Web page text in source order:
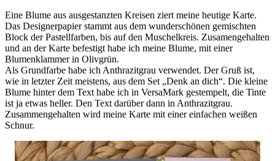
Eine Blume aus ausgestanzten Kreisen ziert meine heutige Karte.
Das Designerpapier stammt aus dem wunderschönen gemischten
Block der Pastellfarben, bis auf den Muschelkreis. Zusamengehalten
und an der Karte befestigt habe ich meine Blume, mit einer
Blumenklammer in Olivgrün.
Als Grundfarbe habe ich Anthrazitgrau verwendet. Der Gruß ist,
wie in letzter Zeit meistens, aus dem Set „Denk an dich“. Die kleine
Blume hinter dem Text habe ich in VersaMark gestempelt, die Tinte
ist ja etwas heller. Den Text darüber dann in Anthrazitgrau.
Zusammengehalten wird meine Karte mit einer einfachen weißen
Schnur.